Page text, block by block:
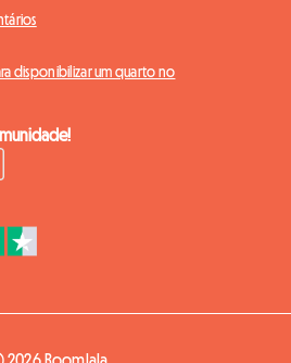
disponibilizar um quarto no
Roomlala